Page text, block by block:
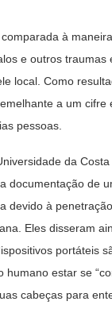
à
e outros traumas
local. Como
a um cifre
pessoas.
da Costa
documentação de
devido à
Eles disseram
portáteis
humano estar se
cabeças para